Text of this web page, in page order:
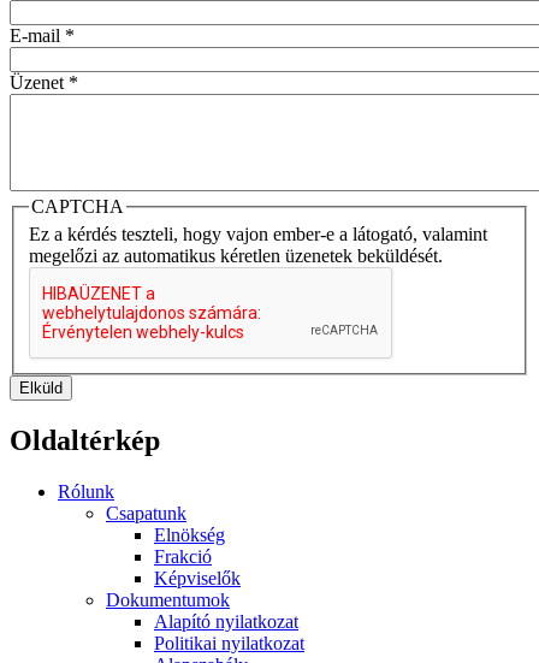
E-mail *
Üzenet *
CAPTCHA
Ez a kérdés teszteli, hogy vajon ember-e a látogató, valamint
megelőzi az automatikus kéretlen üzenetek beküldését.
Elküld
Oldaltérkép
Rólunk
Csapatunk
Elnökség
Frakció
Képviselők
Dokumentumok
Alapító nyilatkozat
Politikai nyilatkozat